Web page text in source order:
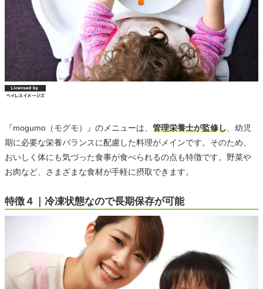
『mogumo（モグモ）』のメニューは、 管理栄養士が監修し 、幼児
期に必要な栄養バランスに配慮した料理がメインです。そのため、
おいしく体にも気づった食事が食べられるの点も特徴です。野菜や
お肉など、さまざまな食材が手軽に摂取できます。
特徴４｜冷凍状態なので長期保存が可能